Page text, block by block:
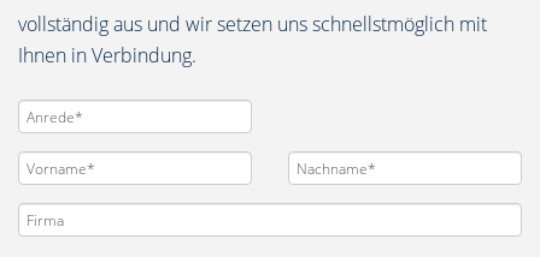
vollständig aus und wir setzen uns schnellstmöglich mit
Ihnen in Verbindung.